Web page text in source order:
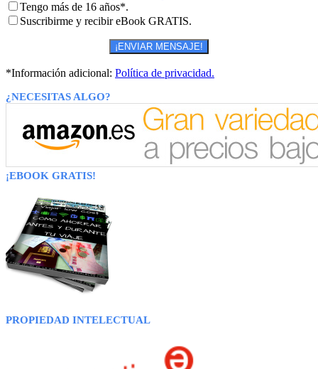
Tengo más de 16 años*.
Suscribirme y recibir eBook GRATIS.
*Información adicional: Política de privacidad.
¿NECESITAS ALGO?
¡EBOOK GRATIS!
PROPIEDAD INTELECTUAL